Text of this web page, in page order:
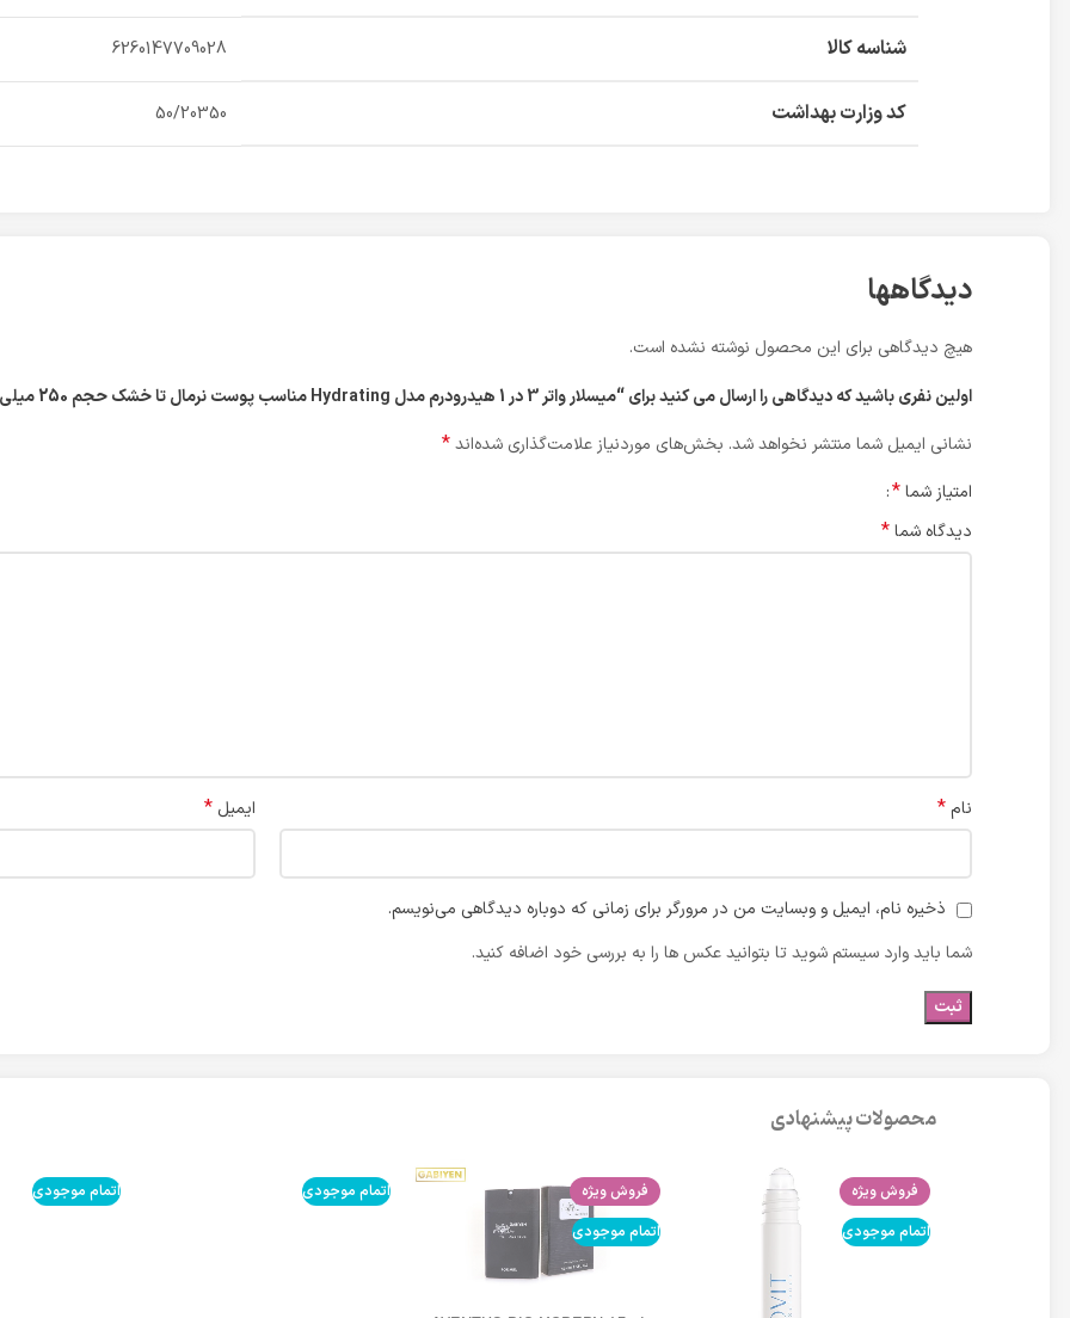
شناسه کالا 6260147709028
کد وزارت بهداشت 50/20350
دیدگاهها
هیچ دیدگاهی برای این محصول نوشته نشده است.
اولین نفری باشید که دیدگاهی را ارسال می کنید برای “میسلار واتر 3 در 1 هیدرودرم مدل Hydrating مناسب پوست نرمال تا خشک حجم 250 میلی لیتر”
نشانی ایمیل شما منتشر نخواهد شد. بخش‌های موردنیاز علامت‌گذاری شده‌اند*
امتیاز شما*
دیدگاه شما*
نام * ایمیل *
ذخیره نام، ایمیل و وبسایت من در مرورگر برای زمانی که دوباره دیدگاهی می‌نویسم.
شما باید وارد سیستم شوید تا بتوانید عکس ها را به بررسی خود اضافه کنید.
محصولات پیشنهادی
فروش ویژه
اتمام موجودی
فروش ویژه
اتمام موجودی
اتمام موجودی اتمام موجودی